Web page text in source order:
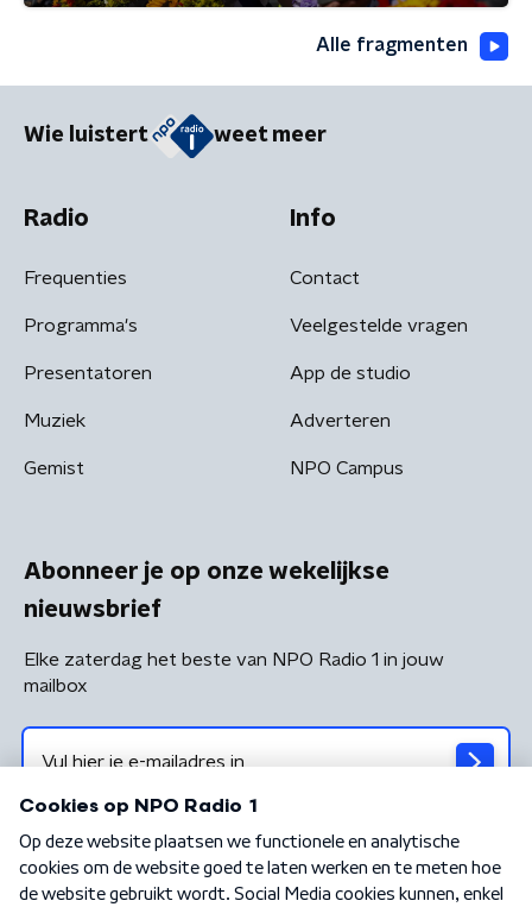
Alle fragmenten
Wie luistert weet meer
Radio
Frequenties
Programma's
Presentatoren
Muziek
Gemist
Info
Contact
Veelgestelde vragen
App de studio
Adverteren
NPO Campus
Abonneer je op onze wekelijkse
nieuwsbrief
Elke zaterdag het beste van NPO Radio 1 in jouw
mailbox